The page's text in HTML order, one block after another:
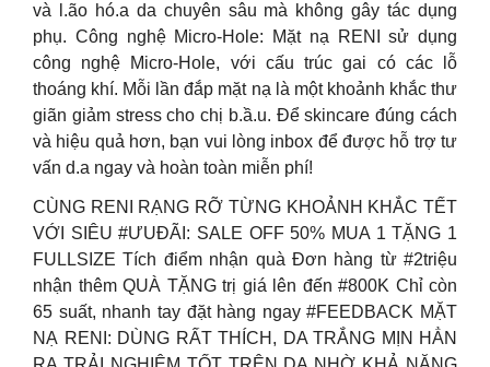
và l.ão hó.a da chuyên sâu mà không gây tác dụng
phụ. Công nghệ Micro-Hole: Mặt nạ RENI sử dụng
công nghệ Micro-Hole, với cấu trúc gai có các lỗ
thoáng khí. Mỗi lần đắp mặt nạ là một khoảnh khắc thư
giãn giảm stress cho chị b.ầ.u. Để skincare đúng cách
và hiệu quả hơn, bạn vui lòng inbox để được hỗ trợ tư
vấn d.a ngay và hoàn toàn miễn phí!
CÙNG RENI RẠNG RỠ TỪNG KHOẢNH KHẮC TẾT
VỚI SIÊU #ƯUĐÃI: SALE OFF 50% MUA 1 TẶNG 1
FULLSIZE Tích điểm nhận quà Đơn hàng từ #2triệu
nhận thêm QUÀ TẶNG trị giá lên đến #800K Chỉ còn
65 suất, nhanh tay đặt hàng ngay ️#FEEDBACK MẶT
NẠ RENI: DÙNG RẤT THÍCH, DA TRẮNG MỊN HẲN